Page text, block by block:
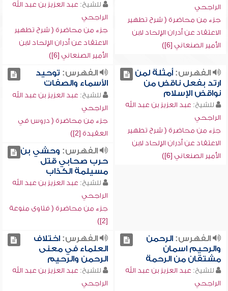
الراجحي
جزء من محاضرة ( شرح تطهير
الاعتقاد عن أدران الإلحاد لابن
الأمير الصنعاني [6])
للشيخ: عبد العزيز بن عبد الله
الراجحي
جزء من محاضرة ( شرح تطهير
الاعتقاد عن أدران الإلحاد لابن
الأمير الصنعاني [6])
الفهرس:أمثلة لمن
ارتد بفعل ناقض من
نواقض الإسلام
للشيخ: عبد العزيز بن عبد الله
الراجحي
جزء من محاضرة ( شرح تطهير
الاعتقاد عن أدران الإلحاد لابن
الأمير الصنعاني [6])
الفهرس: توحيد
الأسماء والصفات
للشيخ: عبد العزيز بن عبد الله
الراجحي
جزء من محاضرة ( دروس في
العقيدة [2])
الفهرس: وحشي بن
حرب صحابي قتل
مسيلمة الكذاب
للشيخ: عبد العزيز بن عبد الله
الراجحي
جزء من محاضرة ( فتاوى منوعة
[2])
الفهرس:الرحمن
والرحيم اسمان
مشتقان من الرحمة
للشيخ: عبد العزيز بن عبد الله
الراجحي
الفهرس:اختلاف
العلماء في معنى
الرحمن والرحيم
للشيخ: عبد العزيز بن عبد الله
الراجحي